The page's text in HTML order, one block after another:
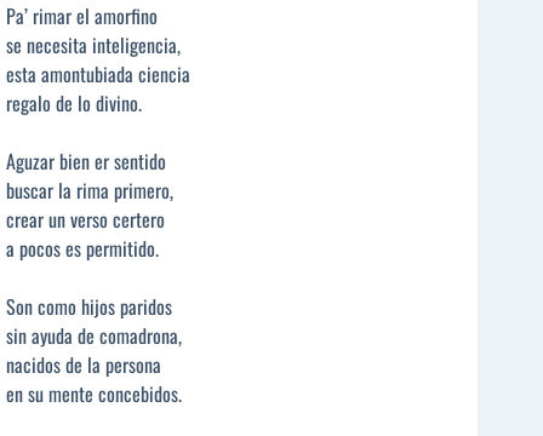
Pa’ rimar el amorfino
se necesita inteligencia,
esta amontubiada ciencia
regalo de lo divino.
Aguzar bien er sentido
buscar la rima primero,
crear un verso certero
a pocos es permitido.
Son como hijos paridos
sin ayuda de comadrona,
nacidos de la persona
en su mente concebidos.